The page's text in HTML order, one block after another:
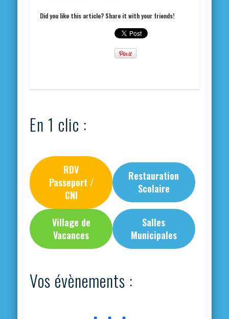
Did you like this article? Share it with your friends!
En 1 clic :
RDV
Passeport /
CNI
Restauration
Scolaire
Village de
Vacances
Salles
Municipales
Vos évènements :